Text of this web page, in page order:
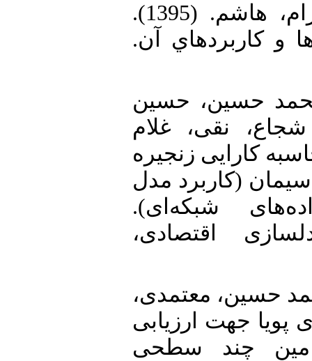
لطفی، فرهاد، نیکومرام، هاشم. (1395).
و كاربردهاي آن.
حسین، حسین
نقی، غلام
(1398). محاسبه کارایی زنجیره
(کاربرد مدل
شبکه‌ای).
اقتصادی،
حسین، معتمدی،
پویا جهت ارزیابی
چند سطحی